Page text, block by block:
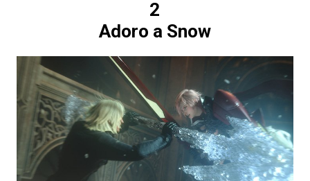
2
Adoro a Snow